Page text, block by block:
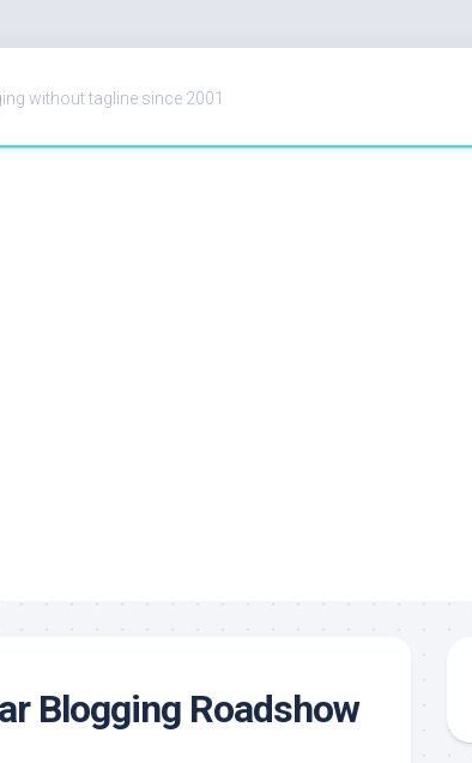
without tagline since 2001
Blogging Roadshow